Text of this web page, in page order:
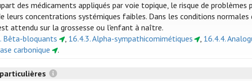
des médicaments appliqués par voie topique, le risque de
leurs concentrations systémiques faibles. Dans les conditions
attendu sur la grossesse ou l'enfant à naître.
Bêta-bloquants
, 16.4.3. Alpha-sympathicomimétiques , 16.4.4.
carbonique
.